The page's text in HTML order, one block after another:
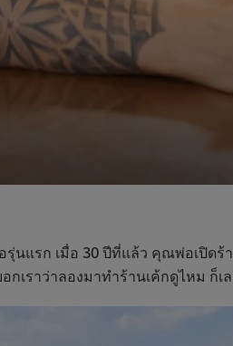
แรก เมื่อ 30 ปีที่แล้ว คุณพ่อเปิดร้
ราว่าลองมาทำร้านเค้กดูไหม ก็เ